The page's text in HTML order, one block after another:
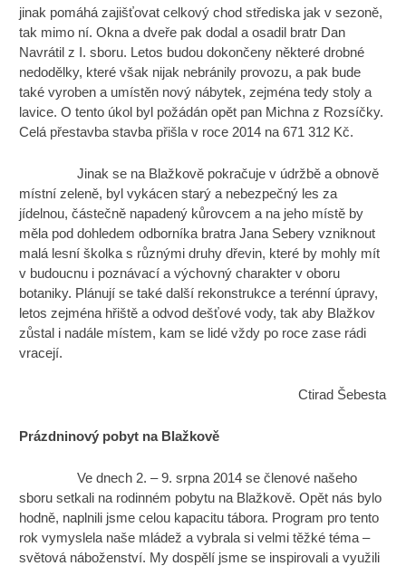
jinak pomáhá zajišťovat celkový chod střediska jak v sezoně,
tak mimo ní. Okna a dveře pak dodal a osadil bratr Dan
Navrátil z I. sboru. Letos budou dokončeny některé drobné
nedodělky, které však nijak nebránily provozu, a pak bude
také vyroben a umístěn nový nábytek, zejména tedy stoly a
lavice. O tento úkol byl požádán opět pan Michna z Rozsíčky.
Celá přestavba stavba přišla v roce 2014 na 671 312 Kč.
Jinak se na Blažkově pokračuje v údržbě a obnově
místní zeleně, byl vykácen starý a nebezpečný les za
jídelnou, částečně napadený kůrovcem a na jeho místě by
měla pod dohledem odborníka bratra Jana Sebery vzniknout
malá lesní školka s různými druhy dřevin, které by mohly mít
v budoucnu i poznávací a výchovný charakter v oboru
botaniky. Plánují se také další rekonstrukce a terénní úpravy,
letos zejména hřiště a odvod dešťové vody, tak aby Blažkov
zůstal i nadále místem, kam se lidé vždy po roce zase rádi
vracejí.
Ctirad Šebesta
Prázdninový pobyt na Blažkově
Ve dnech 2. – 9. srpna 2014 se členové našeho
sboru setkali na rodinném pobytu na Blažkově. Opět nás bylo
hodně, naplnili jsme celou kapacitu tábora. Program pro tento
rok vymyslela naše mládež a vybrala si velmi těžké téma –
světová náboženství. My dospělí jsme se inspirovali a využili